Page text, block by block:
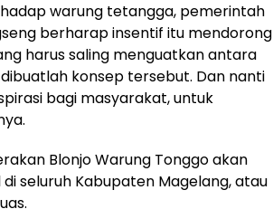
warung tetangga, pemerintah
berharap insentif itu mendorong
harus saling menguatkan antara
konsep tersebut. Dan nanti
bagi masyarakat, untuk
Blonjo Warung Tonggo akan
seluruh Kabupaten Magelang, atau